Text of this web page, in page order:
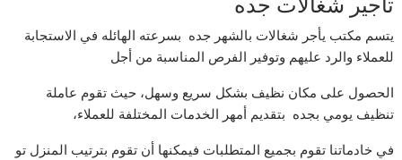
تأجير شغالات جده
يتسم مكتب يأجر شغالات بالشهر جده بسرعته الهائله في الاستجابة
للعملاء والرد عليهم وتوفير الفرص المناسبة من أجل
الحصول على مكان نظيف بشكل سريع وسهل، حيث تقوم عاملة
تنظيف يومي بجده بتقديم أمهر الخدمات المختلفة للعملاء،
في خادماتنا تقوم بجميع المتطلبات فيمكنها أن تقوم بترتيب المنزل تو